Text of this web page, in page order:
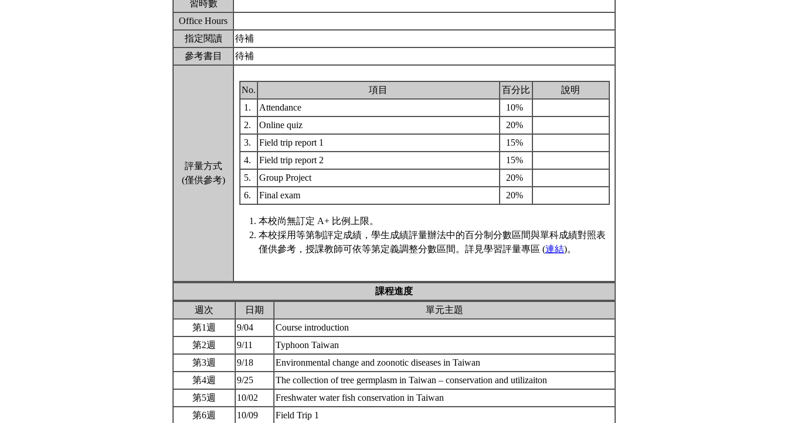
習時數
Office Hours
指定閱讀
待補
參考書目
待補
評量方式
(僅供參考)
No. 項目 百分比
說明
1.
Attendance
10%
2.
Online quiz
20%
3.
Field trip report 1
15%
4.
Field trip report 2
15%
5.
Group Project
20%
6.
Final exam 20%
本校尚無訂定 A+ 比例上限。
本校採用等第制評定成績，學生成績評量辦法中的百分制分數區間與單科成績對照表
僅供參考，授課教師可依等第定義調整分數區間。詳見學習評量專區 (連結)。
課程進度
週次
日期
單元主題
第1週
9/04
Course introduction
第2週
9/11
Typhoon Taiwan
第3週
9/18
Environmental change and zoonotic diseases in Taiwan
第4週
9/25
The collection of tree germplasm in Taiwan – conservation and utilizaiton
第5週
10/02
Freshwater water fish conservation in Taiwan
第6週
10/09 Field Trip 1